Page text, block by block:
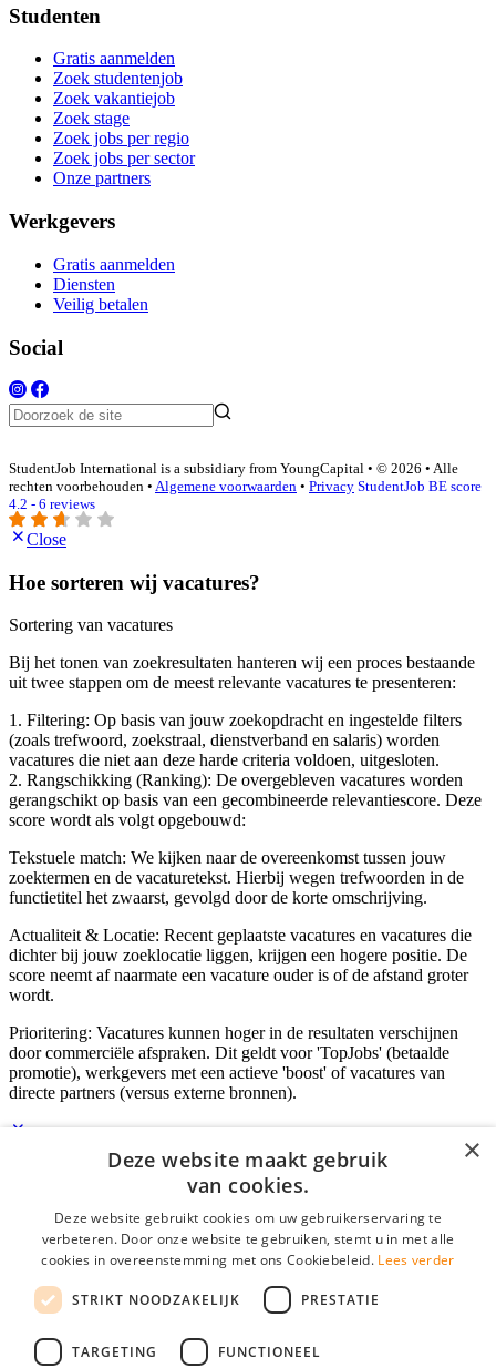
Studenten
Gratis aanmelden
Zoek studentenjob
Zoek vakantiejob
Zoek stage
Zoek jobs per regio
Zoek jobs per sector
Onze partners
Werkgevers
Gratis aanmelden
Diensten
Veilig betalen
Social
StudentJob International is a subsidiary from YoungCapital • © 2026 • Alle
rechten voorbehouden • Algemene voorwaarden • Privacy StudentJob BE score
4.2 - 6 reviews
Close
Hoe sorteren wij vacatures?
Sortering van vacatures
Bij het tonen van zoekresultaten hanteren wij een proces bestaande
uit twee stappen om de meest relevante vacatures te presenteren:
1. Filtering: Op basis van jouw zoekopdracht en ingestelde filters
(zoals trefwoord, zoekstraal, dienstverband en salaris) worden
vacatures die niet aan deze harde criteria voldoen, uitgesloten.
2. Rangschikking (Ranking): De overgebleven vacatures worden
gerangschikt op basis van een gecombineerde relevantiescore. Deze
score wordt als volgt opgebouwd:
Tekstuele match: We kijken naar de overeenkomst tussen jouw
zoektermen en de vacaturetekst. Hierbij wegen trefwoorden in de
functietitel het zwaarst, gevolgd door de korte omschrijving.
Actualiteit & Locatie: Recent geplaatste vacatures en vacatures die
dichter bij jouw zoeklocatie liggen, krijgen een hogere positie. De
score neemt af naarmate een vacature ouder is of de afstand groter
wordt.
Prioritering: Vacatures kunnen hoger in de resultaten verschijnen
door commerciële afspraken. Dit geldt voor 'TopJobs' (betaalde
promotie), werkgevers met een actieve 'boost' of vacatures van
directe partners (versus externe bronnen).
E-mail*
Wachtwoord
login gegevens onthouden
login
×
Deze website maakt gebruik
van cookies.
Deze website gebruikt cookies om uw gebruikerservaring te
verbeteren. Door onze website te gebruiken, stemt u in met alle
cookies in overeenstemming met ons Cookiebeleid. Lees verder
STRIKT NOODZAKELIJK PRESTATIE
TARGETING FUNCTIONEEL